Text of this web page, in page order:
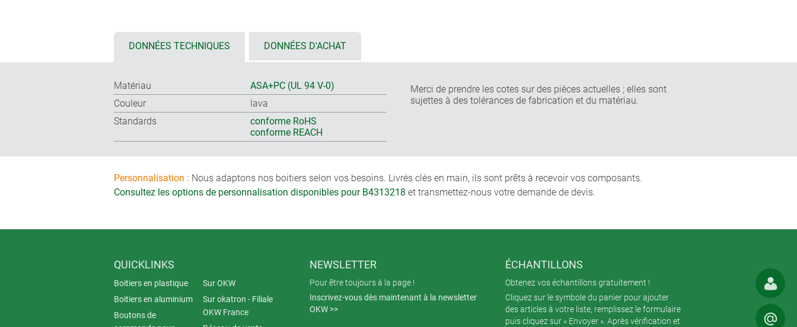
DONNÉES TECHNIQUES DONNÉES D'ACHAT
Matériau
ASA+PC (UL 94 V-0)
Couleur
lava
Standards
conforme RoHS
conforme REACH
Merci de prendre les cotes sur des pièces actuelles ; elles sont
sujettes à des tolérances de fabrication et du matériau.
Personnalisation : Nous adaptons nos boitiers selon vos besoins. Livrés clés en main, ils sont prêts à recevoir vos composants.
Consultez les options de personnalisation disponibles pour B4313218 et transmettez-nous votre demande de devis.
QUICKLINKS
Boitiers en plastique
Boitiers en aluminium
Boutons de
Sur OKW
Sur okatron - Filiale
OKW France
NEWSLETTER
Pour être toujours à la page !
Inscrivez-vous dès maintenant à la newsletter
OKW >>
ÉCHANTILLONS
Obtenez vos échantillons gratuitement !
Cliquez sur le symbole du panier pour ajouter
des articles à votre liste, remplissez le formulaire
puis cliquez sur « Envoyer ». Après vérification et